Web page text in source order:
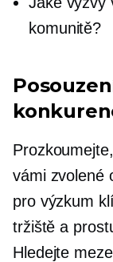
komunitě?
vámi zvolené
pro výzkum
tržiště a
Hledejte